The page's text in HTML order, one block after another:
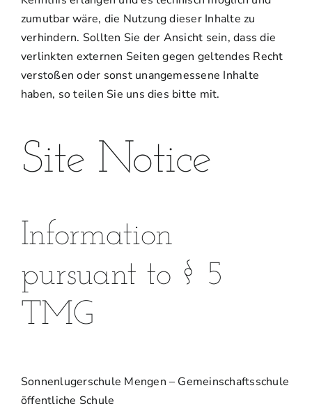
zumutbar wäre, die Nutzung dieser Inhalte zu
verhindern. Sollten Sie der Ansicht sein, dass die
verlinkten externen Seiten gegen geltendes Recht
verstoßen oder sonst unangemessene Inhalte
haben, so teilen Sie uns dies bitte mit.
Site Notice
Information
pursuant to § 5
TMG
Sonnenlugerschule Mengen – Gemeinschaftsschule
öffentliche Schule